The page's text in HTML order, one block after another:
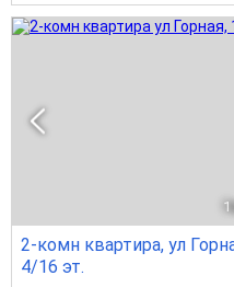
1
2-комн квартира, ул
4/16 эт.